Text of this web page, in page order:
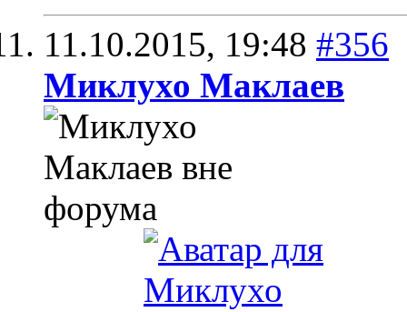
11.10.2015, 19:48 #356
Миклухо Маклаев